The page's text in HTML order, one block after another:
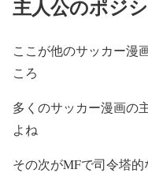
主人公のポジ
ここが他のサッカー漫
ころ
多くのサッカー漫画の
よね
その次がMFで司令塔